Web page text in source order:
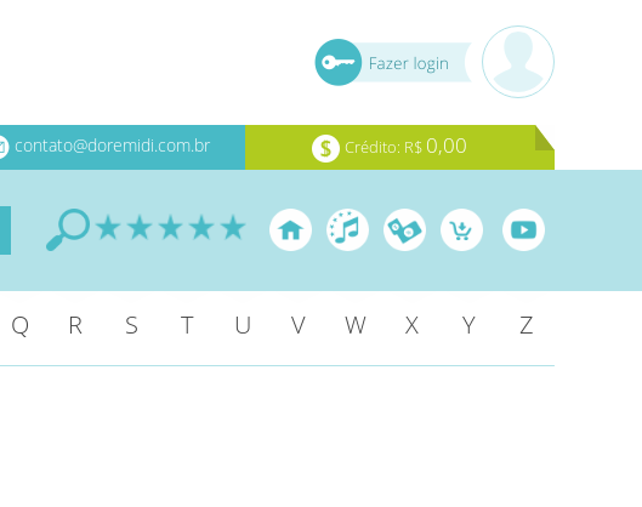
contato@doremidi.com.br Crédito: R$ 0,00
Q R S T U V W X Y Z